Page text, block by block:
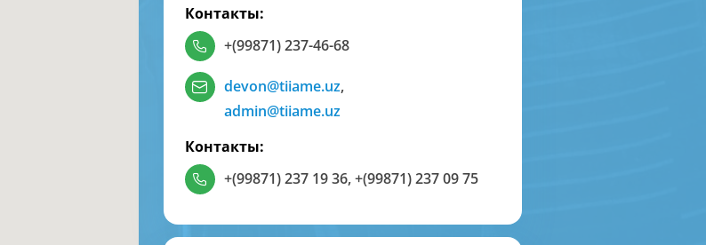
Контакты:
+(99871) 237-46-68
devon@tiiame.uz,
admin@tiiame.uz
Контакты:
+(99871) 237 19 36,+(99871) 237 09 75